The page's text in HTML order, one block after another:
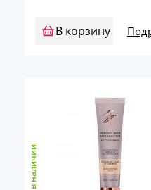
В корзину
в наличии